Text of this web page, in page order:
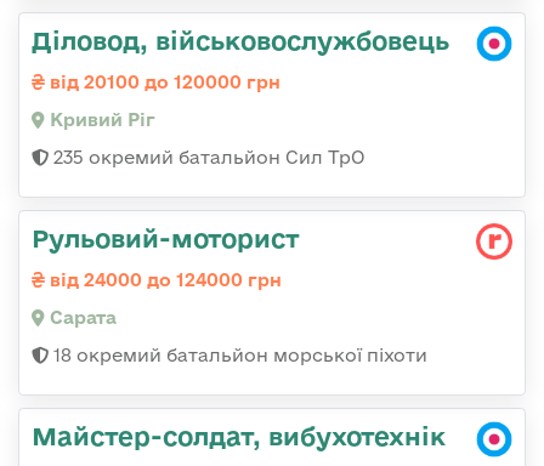
Діловод, військовослужбовець
від 20100 до 120000 грн
Кривий Ріг
235 окремий батальйон Сил ТрО
Рульовий-моторист
від 24000 до 124000 грн
Сарата
18 окремий батальйон морської піхоти
Майстер-солдат, вибухотехнік